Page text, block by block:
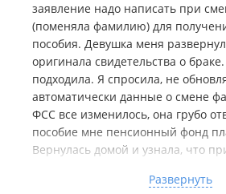
заявление надо написать при
(поменяла фамилию) для
пособия. Девушка меня
оригинала свидетельства о
подходила. Я спросила, не
автоматически данные о смене
ФСС все изменилось, она грубо
пособие мне пенсионный фонд
Вернулась домой и узнала, что
госуслуги, дело минутное. И все
Развернуть